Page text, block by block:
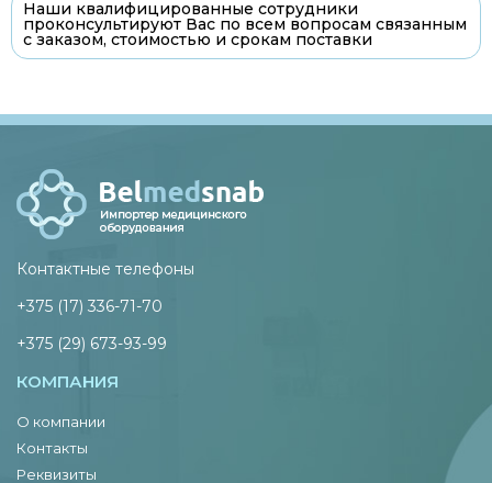
Наши квалифицированные сотрудники
проконсультируют Вас по всем вопросам связанным
с заказом, стоимостью и срокам поставки
Контактные телефоны
+375 (17) 336-71-70
+375 (29) 673-93-99
КОМПАНИЯ
О компании
Контакты
Реквизиты